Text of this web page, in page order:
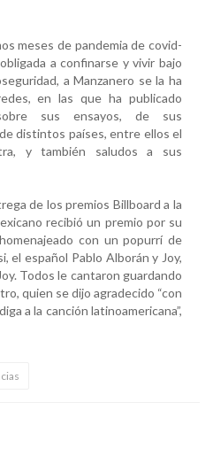
meses de pandemia de covid-
a confinarse y vivir bajo
a Manzanero se la ha
en las que ha publicado
sus ensayos, de sus
distintos países, entre ellos el
y también saludos a sus
de los premios Billboard a la
recibió un premio por su
con un popurrí de
el español Pablo Alborán y Joy,
Todos le cantaron guardando
quien se dijo agradecido “con
a la canción latinoamericana”,